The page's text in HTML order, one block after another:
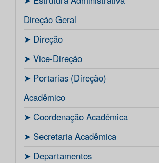
Direção Geral
ㅤ➤ Direção
ㅤ➤ Vice-Direção
ㅤ➤ Portarias (Direção)
Acadêmico
ㅤ➤ Coordenação Acadêmica
ㅤㅤ➤ Secretaria Acadêmica
ㅤ➤ Departamentos